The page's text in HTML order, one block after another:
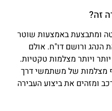
זה?
ומתבצעת באמצעות שוטר
הנהג ורושם דו"ח. אולם
ויותר מצלמות טקטיות.
מצלמות של משתמשי דרך
ומזהים את ביצוע העבירה